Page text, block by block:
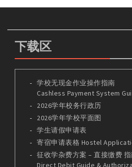
下载区
学校无现金作业操作指南
Cashless Payment System
2026学年校务行政历
2026学年学校平面图
学生请假申请表
寄宿申请表格 Hostel
征收学杂费方案 – 直接缴费
Direct Debit Guide &